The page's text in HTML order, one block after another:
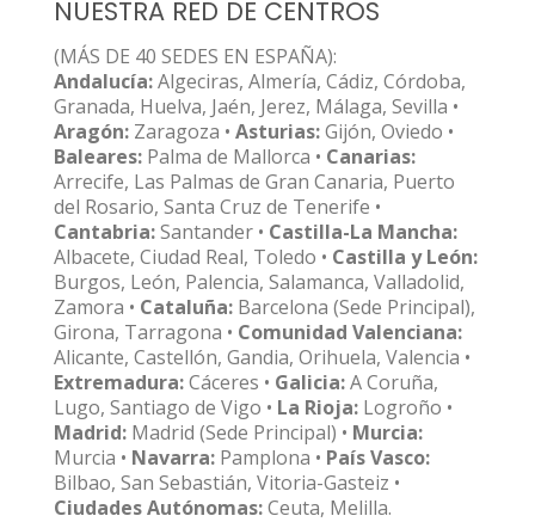
NUESTRA RED DE CENTROS
(MÁS DE 40 SEDES EN ESPAÑA):
Andalucía:Algeciras, Almería, Cádiz, Córdoba,
Granada, Huelva, Jaén, Jerez, Málaga, Sevilla •
Aragón: Zaragoza • Asturias:Gijón, Oviedo •
Baleares: Palma de Mallorca • Canarias:
Arrecife, Las Palmas de Gran Canaria, Puerto
del Rosario, Santa Cruz de Tenerife •
Cantabria:Santander • Castilla-La Mancha:
Albacete, Ciudad Real, Toledo • Castilla y León:
Burgos, León, Palencia, Salamanca, Valladolid,
Zamora • Cataluña: Barcelona (Sede Principal),
Girona, Tarragona • Comunidad Valenciana:
Alicante, Castellón, Gandia, Orihuela, Valencia •
Extremadura:Cáceres • Galicia:A Coruña,
Lugo, Santiago de Vigo • La Rioja: Logroño •
Madrid: Madrid (Sede Principal) • Murcia:
Murcia • Navarra: Pamplona • País Vasco:
Bilbao, San Sebastián, Vitoria-Gasteiz •
Ciudades Autónomas:Ceuta, Melilla.